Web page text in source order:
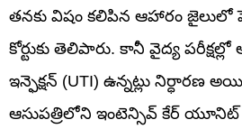
తనకు విషం కలిపిన ఆహారం జైలులో
కోర్టుకు తెలిపారు. కానీ వైద్య
ఇన్ఫెక్షన్ (UTI) ఉన్నట్లు నిర్ధారణ
ఆసుపత్రిలోని ఇంటెన్సివ్ కేర్